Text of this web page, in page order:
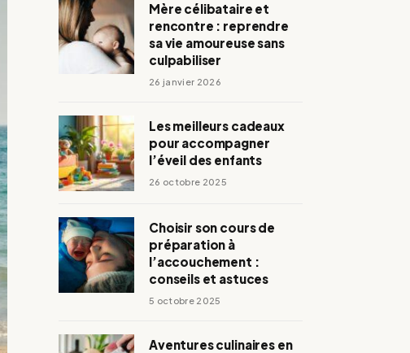
Mère célibataire et
rencontre : reprendre
sa vie amoureuse sans
culpabiliser
26 janvier 2026
Les meilleurs cadeaux
pour accompagner
l’éveil des enfants
26 octobre 2025
Choisir son cours de
préparation à
l’accouchement :
conseils et astuces
5 octobre 2025
Aventures culinaires en